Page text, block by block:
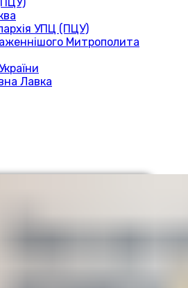
УПЦ (ПЦУ)
Митрополита
Лавка